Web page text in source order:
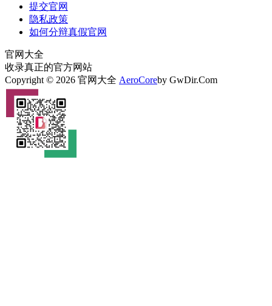
提交官网
隐私政策
如何分辩真假官网
官网大全
收录真正的官方网站
Copyright © 2026 官网大全 AeroCoreby GwDir.Com